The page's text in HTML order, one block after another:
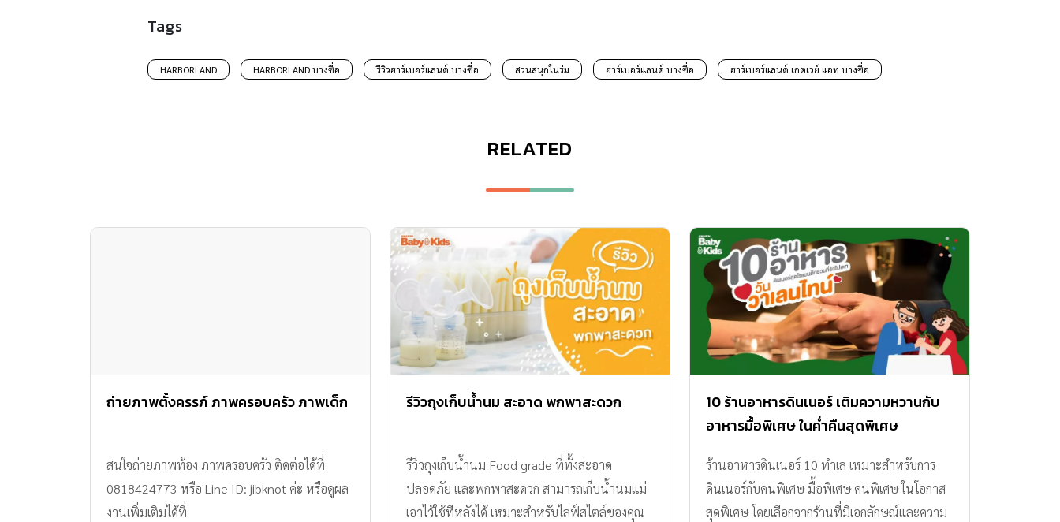
Tags
HARBORLAND HARBORLAND บางซื่อ รีวิวฮาร์เบอร์แลนด์ บางซื่อ สวนสนุกในร่ม ฮาร์เบอร์แลนด์ บางซื่อ ฮาร์เบอร์แลนด์ เกตเวย์ แอท บางซื่อ
RELATED
ถ่ายภาพตั้งครรภ์ ภาพครอบครัว ภาพเด็ก
สนใจถ่ายภาพท้อง ภาพครอบครัว ติดต่อได้ที่
0818424773 หรือ Line ID: jibknot ค่ะ หรือดูผล
งานเพิ่มเติมได้ที่
รีวิวถุงเก็บน้ำนม สะอาด พกพาสะดวก
รีวิวถุงเก็บน้ำนม Food grade ที่ทั้งสะอาด
ปลอดภัย และพกพาสะดวก สามารถเก็บน้ำนมแม่
เอาไว้ใช้ทีหลังได้ เหมาะสำหรับไลฟ์สไตล์ของคุณ
10 ร้านอาหารดินเนอร์ เติมความหวานกับ
อาหารมื้อพิเศษ ในค่ำคืนสุดพิเศษ
ร้านอาหารดินเนอร์ 10 ทำเล เหมาะสำหรับการ
ดินเนอร์กับคนพิเศษ มื้อพิเศษ คนพิเศษ ในโอกาส
สุดพิเศษ โดยเลือกจากร้านที่มีเอกลักษณ์และความ